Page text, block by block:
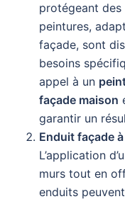
protégeant
peintures,
façade, sont
besoins
appel à un
façade maison
garantir un
Enduit façade
L’application
murs tout en
enduits